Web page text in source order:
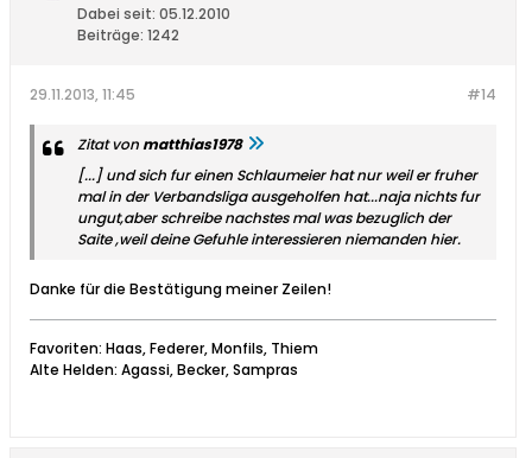
Dabei seit: 05.12.2010
Beiträge: 1242
#14
29.11.2013, 11:45
Zitat vonmatthias1978
[...] und sich fur einen Schlaumeier hat nur weil er fruher
mal in der Verbandsliga ausgeholfen hat...naja nichts fur
ungut,aber schreibe nachstes mal was bezuglich der
Saite ,weil deine Gefuhle interessieren niemanden hier.
Danke für die Bestätigung meiner Zeilen!
Favoriten: Haas, Federer, Monfils, Thiem
Alte Helden: Agassi, Becker, Sampras